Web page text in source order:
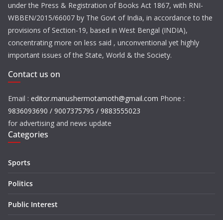
under the Press & Registration of Books Act 1867, with RNI-
WBBEN/2015/66007 by The Govt of India, in accordance to the
provisions of Section-19, based in West Bengal (INDIA),
concentrating more on less said , unconventional yet highly
important issues of the State, World & the Society.
Contact us on
Email : editor.manushermotamoth@gmail.com Phone :
9836093690 / 9007375795 / 9883555023
for advertising and news update
Categories
Sports
Politics
Public Interest